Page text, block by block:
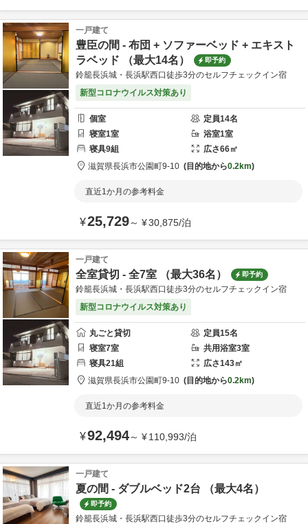
一戸建て
豊臣の間 - 布団 + ソファーベッド + エキスト
ラベッド （最大14名）
即予約
鈴籠長浜城・長浜駅西口徒歩3分のセルフチェックイン宿
新型コロナウイルス対策あり
個室 定員14名
寝室1室 浴室1室
寝具9組 広さ66㎡
滋賀県長浜市公園町9-10 目的地から0.2km
直近1か月の参考料金
¥25,729～ ¥30,875/泊
一戸建て
全室貸切 - 全7室 （最大36名） 即予約
鈴籠長浜城・長浜駅西口徒歩3分のセルフチェックイン宿
新型コロナウイルス対策あり
丸ごと貸切 定員15名
寝室7室 共用浴室3室
寝具21組 広さ143㎡
滋賀県長浜市公園町9-10 目的地から0.2km
直近1か月の参考料金
¥92,494～ ¥110,993/泊
一戸建て
夏の間 - ダブルベッド2台 （最大4名）
即予約
鈴籠長浜城・長浜駅西口徒歩3分のセルフチェックイン宿